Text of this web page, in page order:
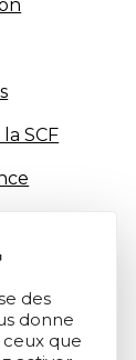
SCF
des
donne
que